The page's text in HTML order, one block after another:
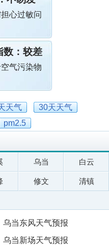
心过敏问
： 较差
气污染物
天气
30天天气
pm2.5
乌当 白云
修文 清镇
乌当东风天气预报
乌当新场天气预报